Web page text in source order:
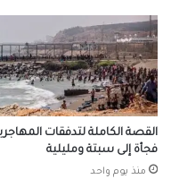
القصة الكاملة لتدفقات
فجأة إلى سبتة ومليلية
منذ يوم واحد